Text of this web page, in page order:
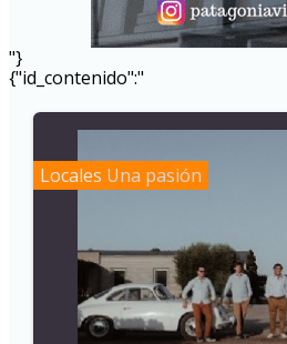
"}
{"id_contenido":"
Locales Una pasión